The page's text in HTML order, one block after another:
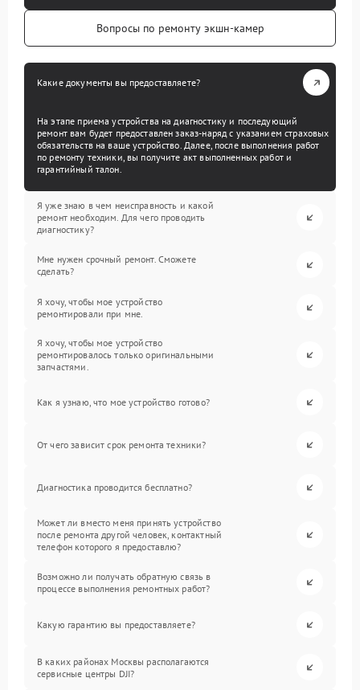
Вопросы по ремонту экшн-камер
Какие документы вы предоставляете?
На этапе приема устройства на диагностику и последующий
ремонт вам будет предоставлен заказ-наряд с указанием страховых
обязательств на ваше устройство. Далее, после выполнения работ
по ремонту техники, вы получите акт выполненных работ и
гарантийный талон.
Я уже знаю в чем неисправность и какой
ремонт необходим. Для чего проводить
диагностику?
Мне нужен срочный ремонт. Сможете
сделать?
Я хочу, чтобы мое устройство
ремонтировали при мне.
Я хочу, чтобы мое устройство
ремонтировалось только оригинальными
запчастями.
Как я узнаю, что мое устройство готово?
От чего зависит срок ремонта техники?
Диагностика проводится бесплатно?
Может ли вместо меня принять устройство
после ремонта другой человек, контактный
телефон которого я предоставлю?
Возможно ли получать обратную связь в
процессе выполнения ремонтных работ?
Какую гарантию вы предоставляете?
В каких районах Москвы располагаются
сервисные центры DJI?